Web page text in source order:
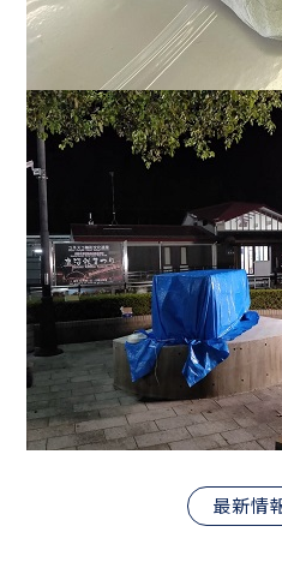
最新情